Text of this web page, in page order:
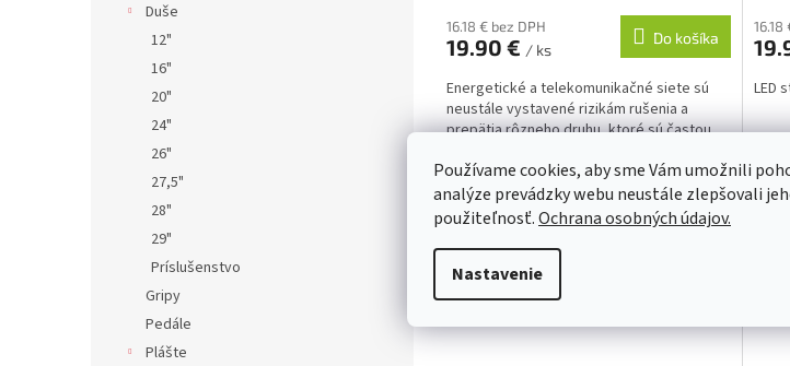
Používame cookies, aby sme Vám umožnili
analýze prevádzky webu neustále zlepšovali
použiteľnosť.Ochrana osobných údajov.
Nastavenie
Duše
12"
16"
20"
24"
26"
27,5"
28"
29"
Príslušenstvo
Gripy
Pedále
Plášte
16.18 € bez DPH
19.90 € / ks
Do košíka
Energetické a telekomunikačné siete sú
neustále vystavené rizikám rušenia a
prepätia rôzneho druhu, ktoré sú častou
elektronických...
16.18
LED
Kód:30